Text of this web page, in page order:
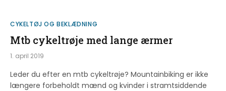
CYKELTØJ OG BEKLÆDNING
Mtb cykeltrøje med lange ærmer
1. april 2019
Leder du efter en mtb cykeltrøje? Mountainbiking er ikke
længere forbeholdt mænd og kvinder i stramtsiddende